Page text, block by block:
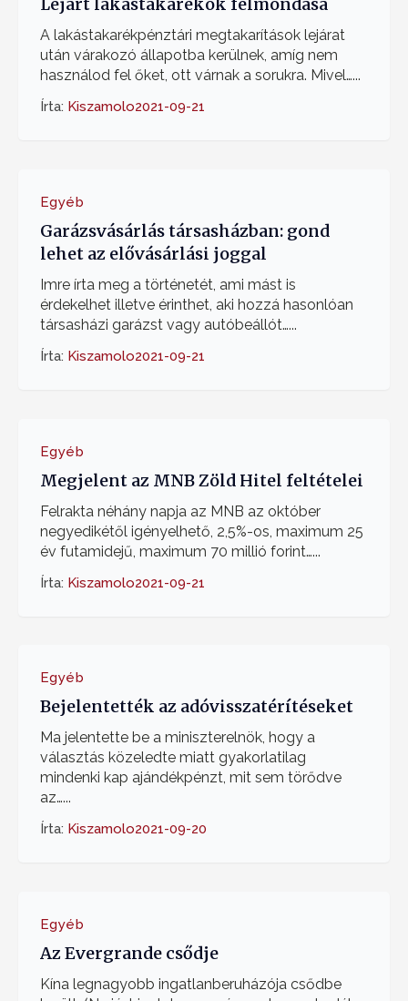
A lakástakarékpénztári megtakarítások lejárat
után várakozó állapotba kerülnek, amíg nem
használod fel őket, ott várnak a sorukra. Mivel…...
Írta: Kiszamolo2021-09-21
Egyéb
Garázsvásárlás társasházban: gond
lehet az elővásárlási joggal
Imre írta meg a történetét, ami mást is
érdekelhet illetve érinthet, aki hozzá hasonlóan
társasházi garázst vagy autóbeállót…...
Írta: Kiszamolo2021-09-21
Egyéb
Megjelent az MNB Zöld Hitel feltételei
Felrakta néhány napja az MNB az október
negyedikétől igényelhető, 2,5%-os, maximum 25
év futamidejű, maximum 70 millió forint…...
Írta: Kiszamolo2021-09-21
Egyéb
Bejelentették az adóvisszatérítéseket
Ma jelentette be a miniszterelnök, hogy a
választás közeledte miatt gyakorlatilag
mindenki kap ajándékpénzt, mit sem törődve
az…...
Írta: Kiszamolo2021-09-20
Egyéb
Az Evergrande csődje
Kína legnagyobb ingatlanberuházója csődbe